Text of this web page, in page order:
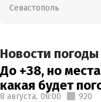
Севастополь
Новости
До +38, но
какая будет
8 августа, 08:00 920